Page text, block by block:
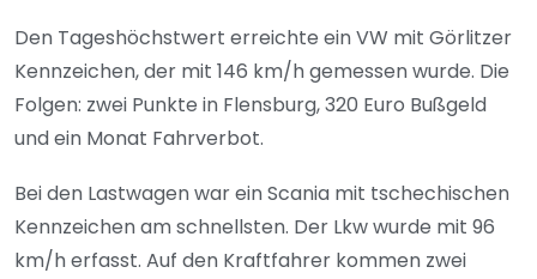
Den Tageshöchstwert erreichte ein VW mit Görlitzer
Kennzeichen, der mit 146 km/h gemessen wurde. Die
Folgen: zwei Punkte in Flensburg, 320 Euro Bußgeld
und ein Monat Fahrverbot.
Bei den Lastwagen war ein Scania mit tschechischen
Kennzeichen am schnellsten. Der Lkw wurde mit 96
km/h erfasst. Auf den Kraftfahrer kommen zwei